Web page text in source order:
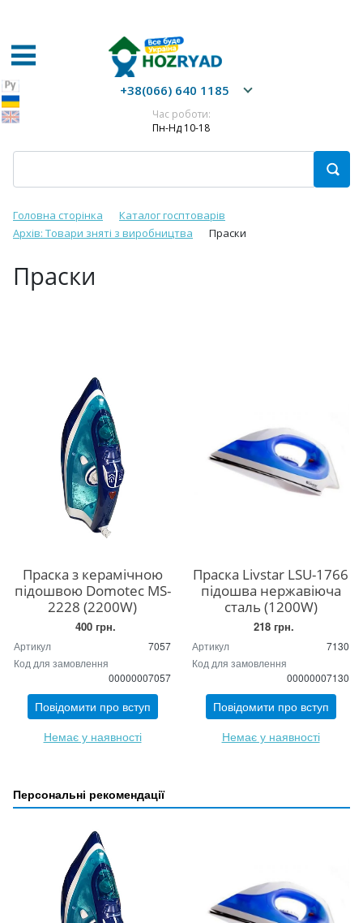
+38(066) 640 1185
Час роботи:
Пн-Нд 10-18
Головна сторінка
Каталог госптоварів
Архів: Товари зняті з виробництва
Праски
Праски
Праска з керамічною
підошвою Domotec MS-
2228 (2200W)
400 грн.
Артикул
7057
Код для замовлення
00000007057
Повідомити про вступ
Немає у наявності
Праска Livstar LSU-1766
підошва нержавіюча
сталь (1200W)
218 грн.
Артикул
7130
Код для замовлення
00000007130
Повідомити про вступ
Немає у наявності
Персональні рекомендації